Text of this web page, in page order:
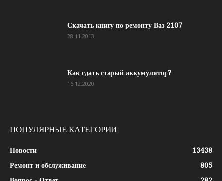
Скачать книгу по ремонту Ваз 2107
28.11.2013
Как сдать старый аккумулятор?
16.12.2020
ПОПУЛЯРНЫЕ КАТЕГОРИИ
Новости
13438
Ремонт и обслуживание
805